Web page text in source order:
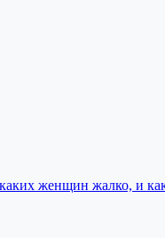
женщин жалко, и